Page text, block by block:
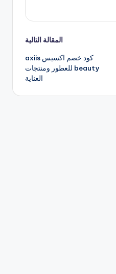
المقالة التالية
كود خصم اكسيس axiis
beauty للعطور ومنتجات
العناية